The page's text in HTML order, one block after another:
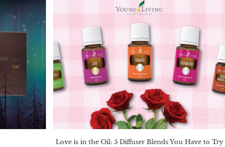
Love is in the Oil: 5 Diffuser Blends You Have to Try